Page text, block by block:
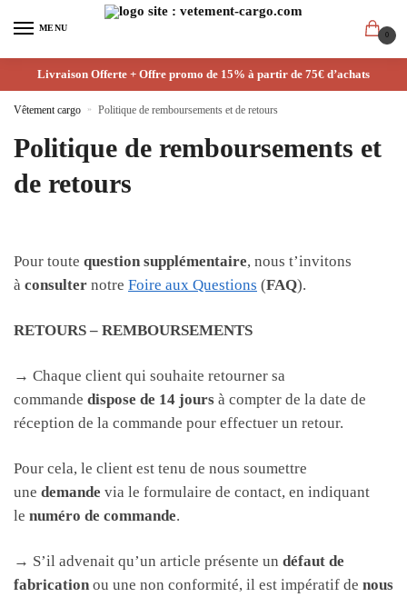
MENU
0
Livraison Offerte + Offre promo de 15% à partir de 75€ d’achats
Vêtement cargo » Politique de remboursements et de retours
Politique de remboursements et
de retours
Pour toute question supplémentaire, nous t’invitons
à consulter notre Foire aux Questions (FAQ).
RETOURS – REMBOURSEMENTS
→ Chaque client qui souhaite retourner sa
commande dispose de 14 jours à compter de la date de
réception de la commande pour effectuer un retour.
Pour cela, le client est tenu de nous soumettre
une demande via le formulaire de contact, en indiquant
le numéro de commande.
→ S’il advenait qu’un article présente un défaut de
fabrication ou une non conformité, il est impératif de nous